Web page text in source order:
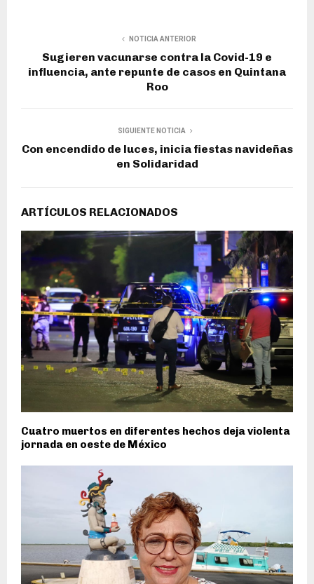
NOTICIA ANTERIOR
Sugieren vacunarse contra la Covid-19 e
influencia, ante repunte de casos en Quintana
Roo
SIGUIENTE NOTICIA
Con encendido de luces, inicia fiestas navideñas
en Solidaridad
ARTÍCULOS RELACIONADOS
Cuatro muertos en diferentes hechos deja violenta
jornada en oeste de México